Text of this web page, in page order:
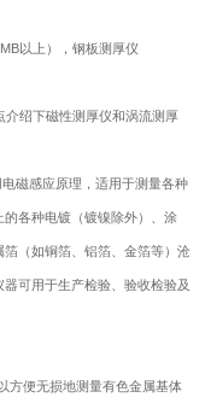
以上），钢板测厚仪
合。
介绍下磁性测厚仪和涡流测厚
磁感应原理，适用于测量各种
各种电镀（镀镍除外）、涂
（如铜箔、铝箔、金箔等）沧
可用于生产检验、验收检验及
方便无损地测量有色金属基体